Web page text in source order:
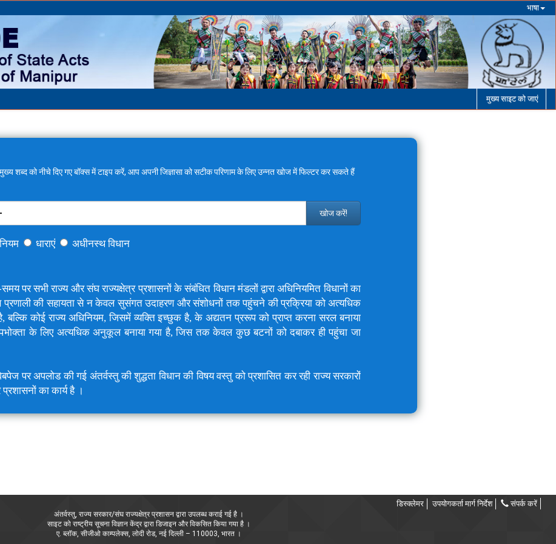
भाषा
मुख्य साइट को जाएं
शब्द को नीचे दिए गए बॉक्स में टाइप करें, आप अपनी जिज्ञासा को सटीक परिणाम के लिए उन्नत खोज में फिल्टर कर सकते हैं
खोज करें!
धाराएं अधीनस्थ विधान
पर सभी राज्य और संघ राज्यक्षेत्र प्रशासनों के संबंधित विधान मंडलों द्वारा अधिनियमित विधानों का
प्रणाली की सहायता से न केवल सुसंगत उदाहरण और संशोधनों तक पहुंचने की प्रक्रिया को अत्यधिक
बल्कि कोई राज्य अधिनियम, जिसमें व्यक्ति इच्छुक है, के अद्यतन प्ररूप को प्राप्त करना सरल बनाया
के लिए अत्यधिक अनुकूल बनाया गया है, जिस तक केवल कुछ बटनों को दबाकर ही पहुंचा जा
पर अपलोड की गई अंतर्वस्तु की शुद्धता विधान की विषय वस्तु को प्रशासित कर रही राज्य सरकारों
का कार्य है ।
डिस्क्लेमर उपयोगकर्ता मार्ग निर्देश संपर्क करें
अंतर्वस्तु, राज्य सरकार/संघ राज्यक्षेत्र प्रशासन द्वारा उपलब्ध कराई गई है ।
साइट को राष्ट्रीय सूचना विज्ञान केंद्र द्वारा डिजाइन और विकसित किया गया है ।
ए. ब्लॉक, सीजीओ काम्पलेक्स, लोदी रोड, नई दिल्ली – 110003, भारत ।